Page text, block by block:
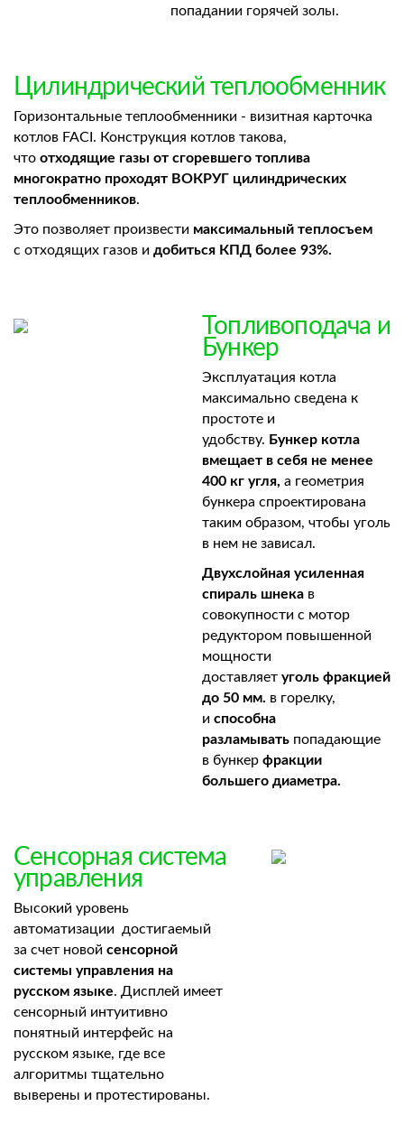
попадании горячей золы.
Цилиндрический теплообменник
Горизонтальные теплообменники - визитная карточка
котлов FACI. Конструкция котлов такова,
что отходящие газы от сгоревшего топлива
многократно проходят ВОКРУГ цилиндрических
теплообменников.
Это позволяет произвести максимальный теплосъем
с отходящих газов и добиться КПД более 93%.
Топливоподача и
Бункер
Эксплуатация котла
максимально сведена к
простоте и
удобству. Бункер котла
вмещает в себя не менее
400 кг угля, а геометрия
бункера спроектирована
таким образом, чтобы уголь
в нем не зависал.
Двухслойная усиленная
спираль шнека в
совокупности с мотор
редуктором повышенной
мощности
доставляет уголь фракцией
до 50 мм. в горелку,
и способна
разламывать попадающие
в бункер фракции
большего диаметра.
Сенсорная система
управления
Высокий уровень
автоматизации достигаемый
за счет новой сенсорной
системы управления на
русском языке. Дисплей имеет
сенсорный интуитивно
понятный интерфейс на
русском языке, где все
алгоритмы тщательно
выверены и протестированы.